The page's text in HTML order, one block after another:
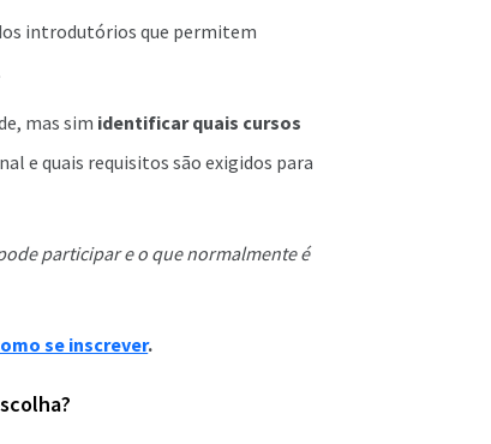
introdutórios que permitem
mas sim identificar quais cursos
e quais requisitos são exigidos para
participar e o que normalmente é
se inscrever.